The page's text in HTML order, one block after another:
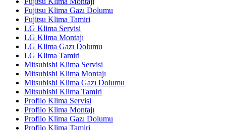
Fujitsu Klima Gazı Dolumu
Fujitsu Klima Tamiri
LG Klima Servisi
LG Klima Montajı
LG Klima Gazı Dolumu
LG Klima Tamiri
Mitsubishi Klima Servisi
Mitsubishi Klima Montajı
Mitsubishi Klima Gazı Dolumu
Mitsubishi Klima Tamiri
Profilo Klima Servisi
Profilo Klima Montajı
Profilo Klima Gazı Dolumu
Profilo Klima Tamiri